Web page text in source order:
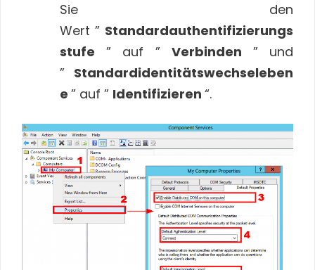
Sie den
Wert ” Standardauthentifizierungs
stufe ” auf ” Verbinden ” und
” Standardidentitätswechseleben
e ” auf ” Identifizieren “.